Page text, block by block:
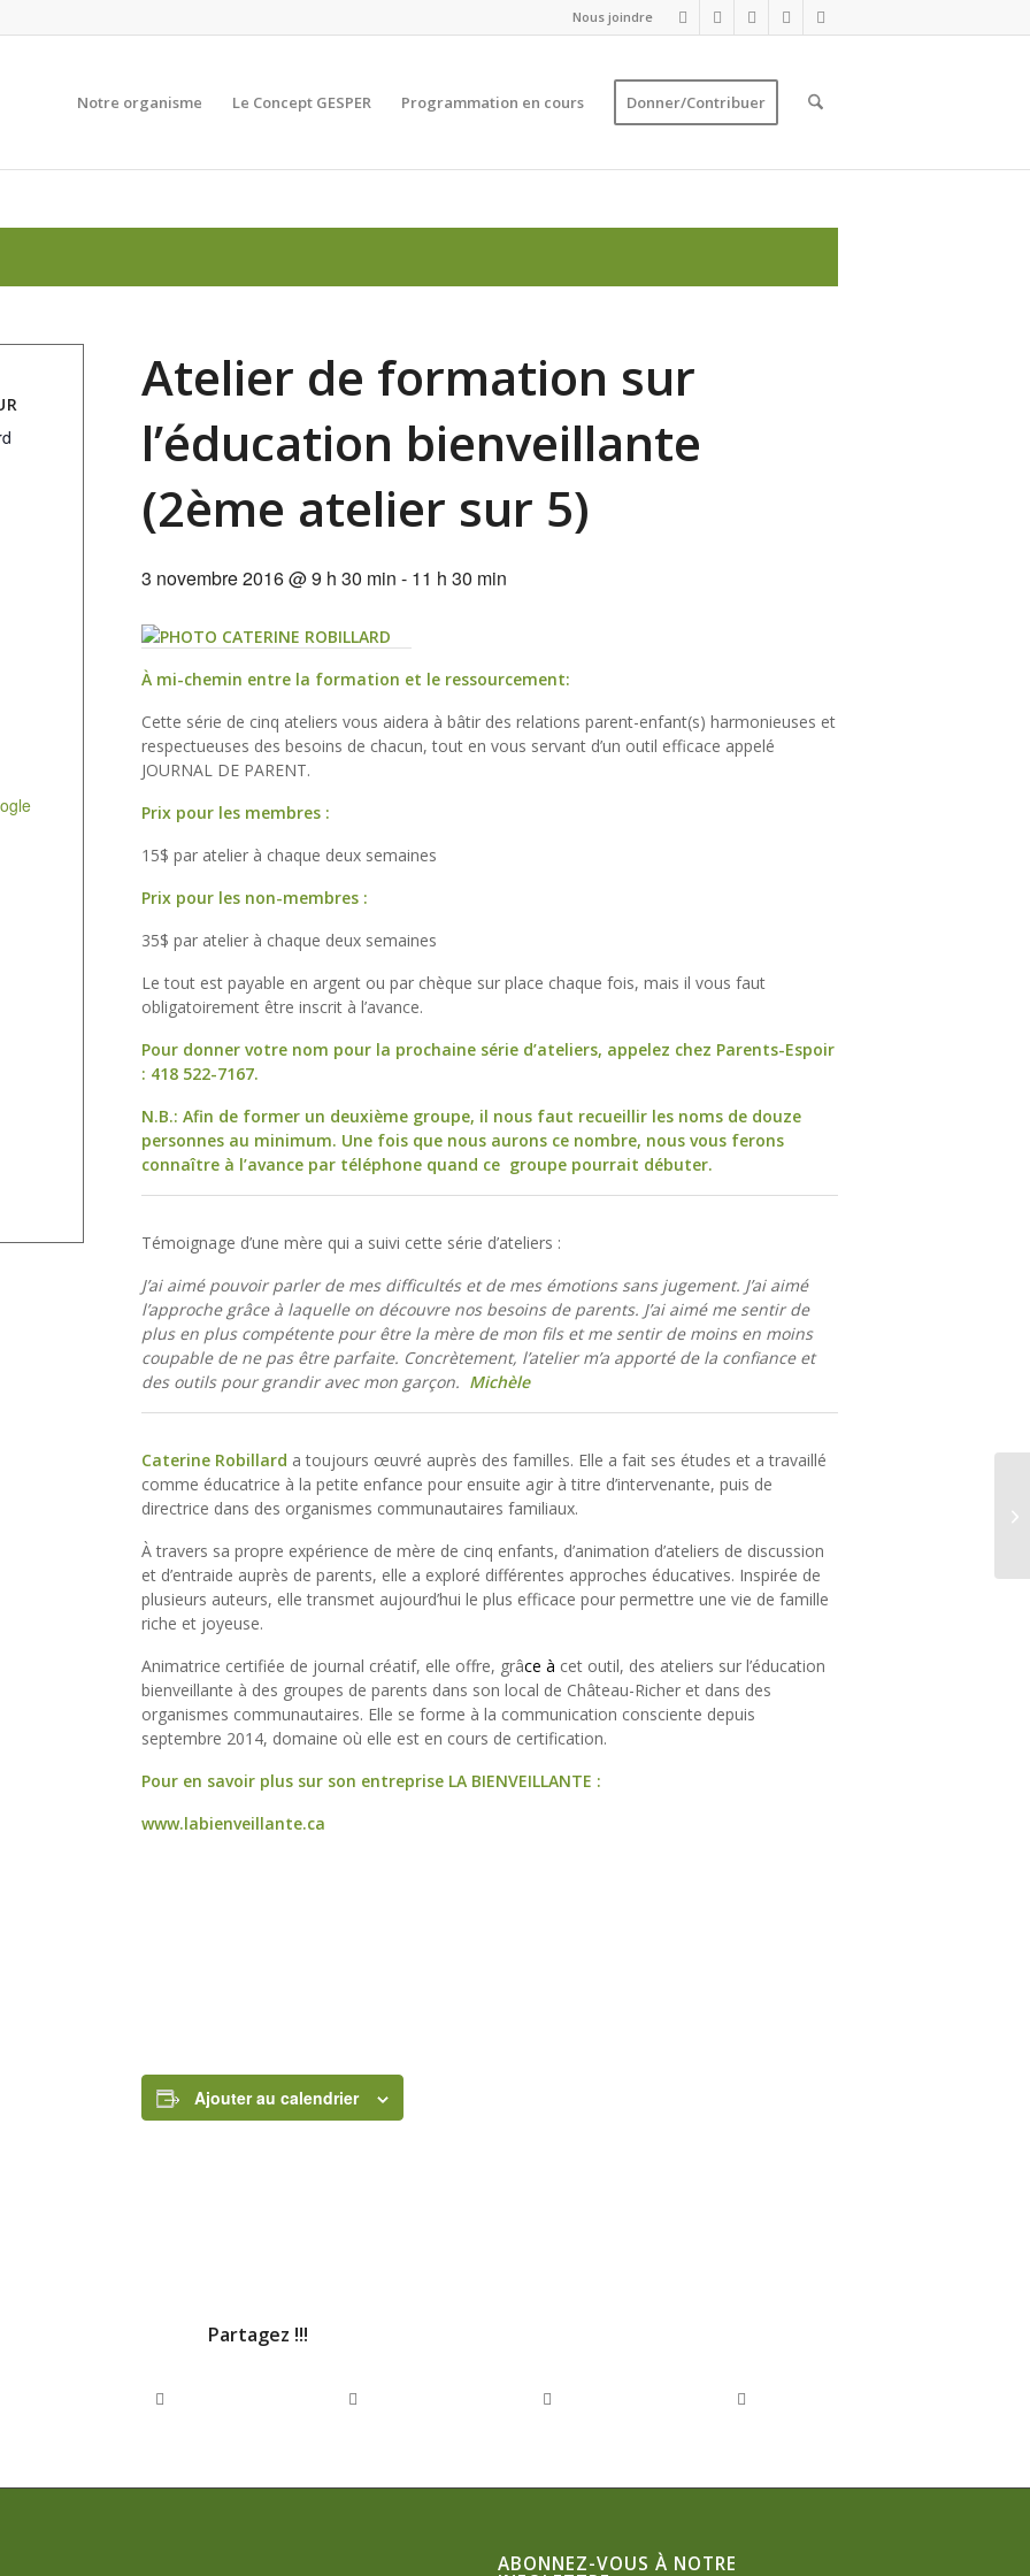
Nous joindre
Notre organisme Le Concept GESPER Programmation en cours Donner/Contribuer
Atelier de formation sur
l’éducation bienveillante
(2ème atelier sur 5)
3 novembre 2016 @ 9 h 30 min - 11 h 30 min
À mi-chemin entre la formation et le ressourcement:
Cette série de cinq ateliers vous aidera à bâtir des relations parent-enfant(s) harmonieuses et
respectueuses des besoins de chacun, tout en vous servant d’un outil efficace appelé
JOURNAL DE PARENT.
Prix pour les membres :
15$ par atelier à chaque deux semaines
Prix pour les non-membres :
35$ par atelier à chaque deux semaines
Le tout est payable en argent ou par chèque sur place chaque fois, mais il vous faut
obligatoirement être inscrit à l’avance.
Pour donner votre nom pour la prochaine série d’ateliers, appelez chez Parents-Espoir
: 418 522-7167.
N.B.: Afin de former un deuxième groupe, il nous faut recueillir les noms de douze
personnes au minimum. Une fois que nous aurons ce nombre, nous vous ferons
connaître à l’avance par téléphone quand ce groupe pourrait débuter.
Témoignage d’une mère qui a suivi cette série d’ateliers :
J’ai aimé pouvoir parler de mes difficultés et de mes émotions sans jugement. J’ai aimé
l’approche grâce à laquelle on découvre nos besoins de parents. J’ai aimé me sentir de
plus en plus compétente pour être la mère de mon fils et me sentir de moins en moins
coupable de ne pas être parfaite. Concrètement, l’atelier m’a apporté de la confiance et
des outils pour grandir avec mon garçon. Michèle
Caterine Robillard a toujours œuvré auprès des familles. Elle a fait ses études et a travaillé
comme éducatrice à la petite enfance pour ensuite agir à titre d’intervenante, puis de
directrice dans des organismes communautaires familiaux.
À travers sa propre expérience de mère de cinq enfants, d’animation d’ateliers de discussion
et d’entraide auprès de parents, elle a exploré différentes approches éducatives. Inspirée de
plusieurs auteurs, elle transmet aujourd’hui le plus efficace pour permettre une vie de famille
riche et joyeuse.
Animatrice certifiée de journal créatif, elle offre, grâce à cet outil, des ateliers sur l’éducation
bienveillante à des groupes de parents dans son local de Château-Richer et dans des
organismes communautaires. Elle se forme à la communication consciente depuis
septembre 2014, domaine où elle est en cours de certification.
Pour en savoir plus sur son entreprise LA BIENVEILLANTE :
www.labienveillante.ca
Ajouter au calendrier
Partagez !!!
ABONNEZ-VOUS À NOTRE